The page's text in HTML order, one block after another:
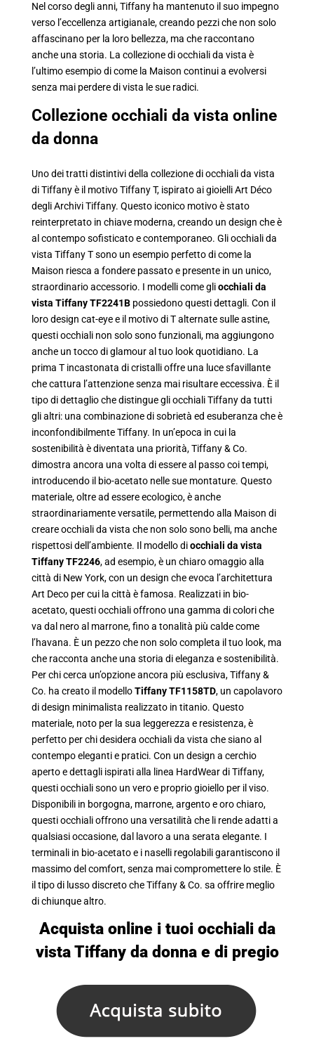
Nel corso degli anni, Tiffany ha mantenuto il suo impegno
verso l’eccellenza artigianale, creando pezzi che non solo
affascinano per la loro bellezza, ma che raccontano
anche una storia. La collezione di occhiali da vista è
l’ultimo esempio di come la Maison continui a evolversi
senza mai perdere di vista le sue radici.
Collezione occhiali da vista online
da donna
Uno dei tratti distintivi della collezione di occhiali da vista
di Tiffany è il motivo Tiffany T, ispirato ai gioielli Art Déco
degli Archivi Tiffany. Questo iconico motivo è stato
reinterpretato in chiave moderna, creando un design che è
al contempo sofisticato e contemporaneo. Gli occhiali da
vista Tiffany T sono un esempio perfetto di come la
Maison riesca a fondere passato e presente in un unico,
straordinario accessorio. I modelli come gliocchiali da
vista Tiffany TF2241B possiedono questi dettagli. Con il
loro design cat-eye e il motivo di T alternate sulle astine,
questi occhiali non solo sono funzionali, ma aggiungono
anche un tocco di glamour al tuo look quotidiano. La
prima T incastonata di cristalli offre una luce sfavillante
che cattura l’attenzione senza mai risultare eccessiva. È il
tipo di dettaglio che distingue gli occhiali Tiffany da tutti
gli altri: una combinazione di sobrietà ed esuberanza che è
inconfondibilmente Tiffany. In un’epoca in cui la
sostenibilità è diventata una priorità, Tiffany & Co.
dimostra ancora una volta di essere al passo coi tempi,
introducendo il bio-acetato nelle sue montature. Questo
materiale, oltre ad essere ecologico, è anche
straordinariamente versatile, permettendo alla Maison di
creare occhiali da vista che non solo sono belli, ma anche
rispettosi dell’ambiente. Il modello diocchiali da vista
Tiffany TF2246, ad esempio, è un chiaro omaggio alla
città di New York, con un design che evoca l’architettura
Art Deco per cui la città è famosa. Realizzati in bio-
acetato, questi occhiali offrono una gamma di colori che
va dal nero al marrone, fino a tonalità più calde come
l’havana. È un pezzo che non solo completa il tuo look, ma
che racconta anche una storia di eleganza e sostenibilità.
Per chi cerca un’opzione ancora più esclusiva, Tiffany &
Co. ha creato il modelloTiffanyTF1158TD, un capolavoro
di design minimalista realizzato in titanio. Questo
materiale, noto per la sua leggerezza e resistenza, è
perfetto per chi desidera occhiali da vista che siano al
contempo eleganti e pratici. Con un design a cerchio
aperto e dettagli ispirati alla linea HardWear di Tiffany,
questi occhiali sono un vero e proprio gioiello per il viso.
Disponibili in borgogna, marrone, argento e oro chiaro,
questi occhiali offrono una versatilità che li rende adatti a
qualsiasi occasione, dal lavoro a una serata elegante. I
terminali in bio-acetato e i naselli regolabili garantiscono il
massimo del comfort, senza mai compromettere lo stile. È
il tipo di lusso discreto che Tiffany & Co. sa offrire meglio
di chiunque altro.
Acquista online i tuoi occhiali da
vista Tiffany da donna e di pregio